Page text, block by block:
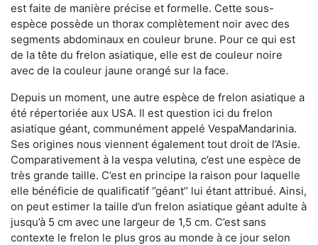
est faite de manière précise et formelle. Cette sous-
espèce possède un thorax complètement noir avec des
segments abdominaux en couleur brune. Pour ce qui est
de la tête du frelon asiatique, elle est de couleur noire
avec de la couleur jaune orangé sur la face.
Depuis un moment, une autre espèce de frelon asiatique a
été répertoriée aux USA. Il est question ici du frelon
asiatique géant, communément appelé VespaMandarinia.
Ses origines nous viennent également tout droit de l’Asie.
Comparativement à la vespa velutina, c’est une espèce de
très grande taille. C’est en principe la raison pour laquelle
elle bénéficie de qualificatif ‘’géant’’ lui étant attribué. Ainsi,
on peut estimer la taille d’un frelon asiatique géant adulte à
jusqu’à 5 cm avec une largeur de 1,5 cm. C’est sans
contexte le frelon le plus gros au monde à ce jour selon